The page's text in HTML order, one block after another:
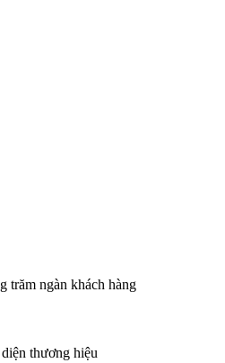
trăm ngàn khách hàng
thương hiệu